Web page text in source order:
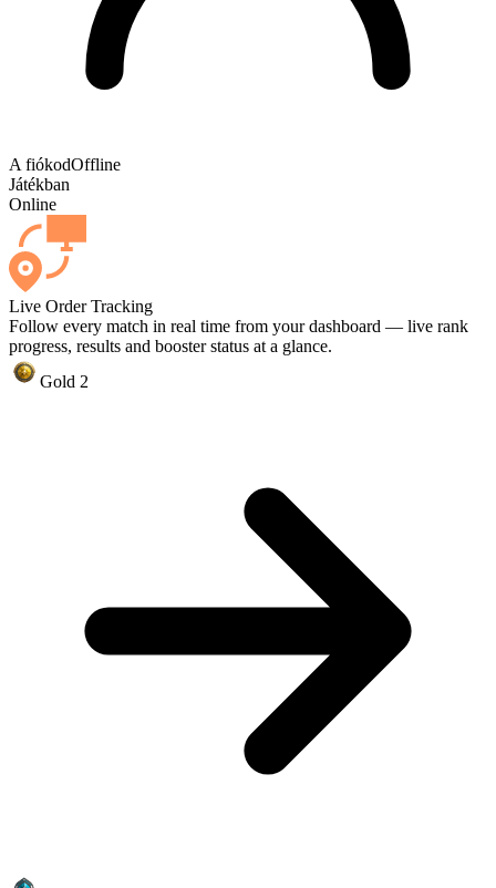
A fiókodOffline
Játékban
Online
Live Order Tracking
Follow every match in real time from your dashboard — live rank
progress, results and booster status at a glance.
Gold 2